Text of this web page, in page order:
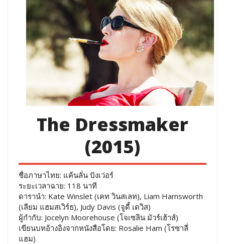
The Dressmaker
(2015)
ชื่อภาษาไทย: แค้นลั่น ปังเว่อร์
ระยะเวลาฉาย: 118 นาที
ดารานำ: Kate Winslet (เคท วินสเลท), Liam Hamsworth
(เลียม แฮมสเวิร์ธ), Judy Davis (จูดี้ เดวิส)
ผู้กำกับ: Jocelyn Moorehouse (โจเซลิน มัวร์เฮ้าส์)
เขียนบทอ้างอิงจากหนังสือโดย: Rosalie Ham (โรซาลี่
แฮม)